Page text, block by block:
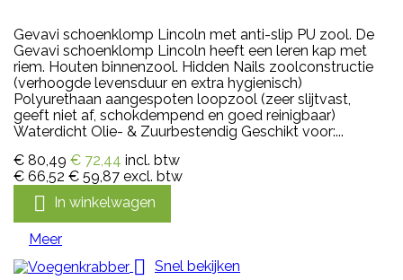
Gevavi schoenklomp Lincoln met anti-slip PU zool. De
Gevavi schoenklomp Lincoln heeft een leren kap met
riem. Houten binnenzool. Hidden Nails zoolconstructie
(verhoogde levensduur en extra hygienisch)
Polyurethaan aangespoten loopzool (zeer slijtvast,
geeft niet af, schokdempend en goed reinigbaar)
Waterdicht Olie- & Zuurbestendig Geschikt voor:...
€ 80,49 € 72,44 incl. btw
€ 66,52 € 59,87 excl. btw
 In winkelwagen
Meer
 Snel bekijken